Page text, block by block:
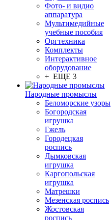
Фото- и видио
аппаратура
Мультимедийные
учебные пособия
Оргтехника
Комплекты
Интерактивное
оборудование
+ ЕЩЕ 3
Народные промыслы
Беломорские узоры
Богородская
игрушка
Гжель
Городецкая
роспись
Дымковская
игрушка
Каргопольская
игрушка
Матрешки
Мезенская роспись
Жостовская
роспись